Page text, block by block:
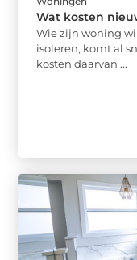
Wat kosten
Wie zijn woning
isoleren, komt al
kosten daarvan ...